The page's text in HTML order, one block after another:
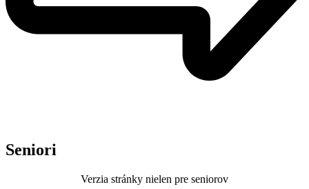
Seniori
Verzia stránky nielen pre seniorov